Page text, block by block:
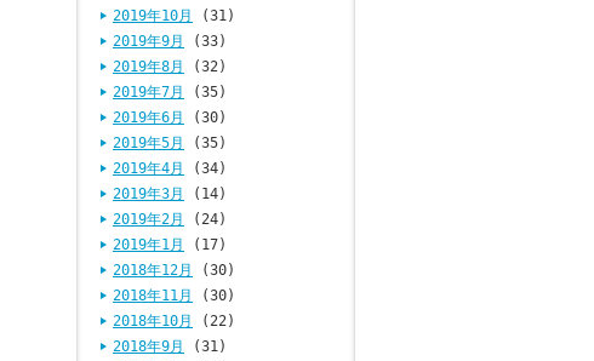
2019年10月
(31)
2019年9月
(33)
2019年8月
(32)
2019年7月
(35)
2019年6月
(30)
2019年5月
(35)
2019年4月
(34)
2019年3月
(14)
2019年2月
(24)
2019年1月
(17)
2018年12月
(30)
2018年11月
(30)
2018年10月
(22)
2018年9月
(31)